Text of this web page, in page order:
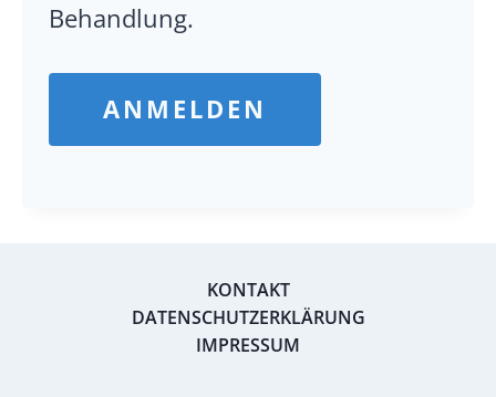
Behandlung.
ANMELDEN
KONTAKT
DATENSCHUTZERKLÄRUNG
IMPRESSUM